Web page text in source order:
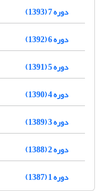
دوره 7 (1393)
دوره 6 (1392)
دوره 5 (1391)
دوره 4 (1390)
دوره 3 (1389)
دوره 2 (1388)
دوره 1 (1387)